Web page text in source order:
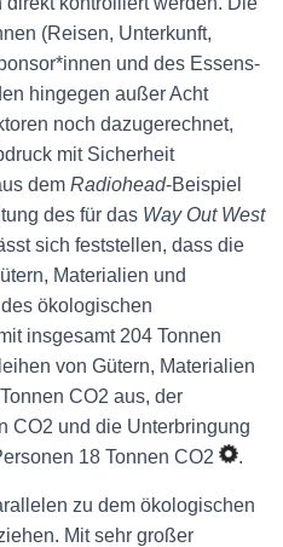
(Reisen, Unterkunft,
und des Essens-
hingegen außer Acht
noch dazugerechnet,
mit Sicherheit
dem Radiohead-Beispiel
des für das Way Out West
sich feststellen, dass die
Materialien und
ökologischen
insgesamt 204 Tonnen
von Gütern, Materialien
CO2 aus, der
CO2 und die Unterbringung
18 Tonnen CO2
.
zu dem ökologischen
Mit sehr großer